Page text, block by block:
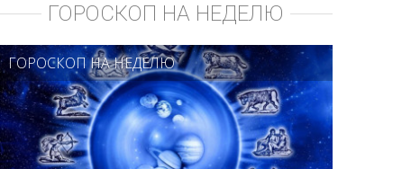
ГОРОСКОП НА НЕДЕЛЮ
ГОРОСКОП НА НЕДЕЛЮ